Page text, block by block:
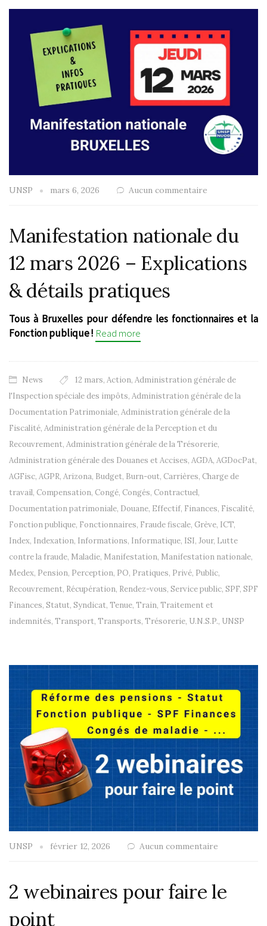
UNSP mars 6, 2026 Aucun commentaire
Manifestation nationale du
12 mars 2026 – Explications
& détails pratiques
Tous à Bruxelles pour défendre les fonctionnaires et la
Fonction publique ! Read more
News 12 mars, Action, Administration générale de
l'Inspection spéciale des impôts, Administration générale de la
Documentation Patrimoniale, Administration générale de la
Fiscalité, Administration générale de la Perception et du
Recouvrement, Administration générale de la Trésorerie,
Administration générale des Douanes et Accises, AGDA, AGDocPat,
AGFisc, AGPR, Arizona, Budget, Burn-out, Carrières, Charge de
travail, Compensation, Congé, Congés, Contractuel,
Documentation patrimoniale, Douane, Effectif, Finances, Fiscalité,
Fonction publique, Fonctionnaires, Fraude fiscale, Grève, ICT,
Index, Indexation, Informations, Informatique, ISI, Jour, Lutte
contre la fraude, Maladie, Manifestation, Manifestation nationale,
Medex, Pension, Perception, PO, Pratiques, Privé, Public,
Recouvrement, Récupération, Rendez-vous, Service public, SPF, SPF
Finances, Statut, Syndicat, Tenue, Train, Traitement et
indemnités, Transport, Transports, Trésorerie, U.N.S.P., UNSP
UNSP février 12, 2026 Aucun commentaire
2 webinaires pour faire le
point